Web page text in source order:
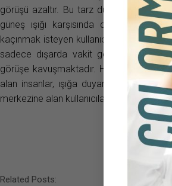
görüşü azaltır. Bu tarz durumlardan
güneş ışığı karşısında doğru
kaçınmak isteyen kullanıcılar için
sadece dışarda vakit geçirmeyi seven
görüşe kavuşmaktadır. Hoya, polarize
alan insanlar, ışığa duyarlı gözleri
merkezine alan kullanıcılara tavsiye
Related Posts: